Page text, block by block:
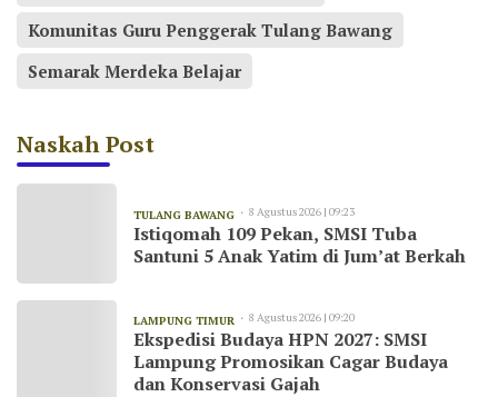
Komunitas Guru Penggerak Tulang Bawang
Semarak Merdeka Belajar
Naskah Post
TULANG BAWANG 8 Agustus 2026 | 09:23
Istiqomah 109 Pekan, SMSI Tuba
Santuni 5 Anak Yatim di Jum’at Berkah
LAMPUNG TIMUR 8 Agustus 2026 | 09:20
Ekspedisi Budaya HPN 2027: SMSI
Lampung Promosikan Cagar Budaya
dan Konservasi Gajah